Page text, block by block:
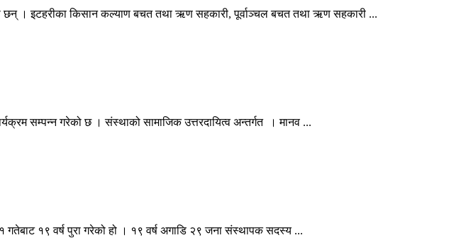
छन् । इटहरीका किसान कल्याण बचत तथा ऋण सहकारी, पूर्वाञ्चल बचत तथा ऋण सहकारी ...
सम्पन्न गरेको छ । संस्थाको सामाजिक उत्तरदायित्व अन्तर्गत । मानव ...
१९ वर्ष पुरा गरेको हो । १९ वर्ष अगाडि २९ जना संस्थापक सदस्य ...